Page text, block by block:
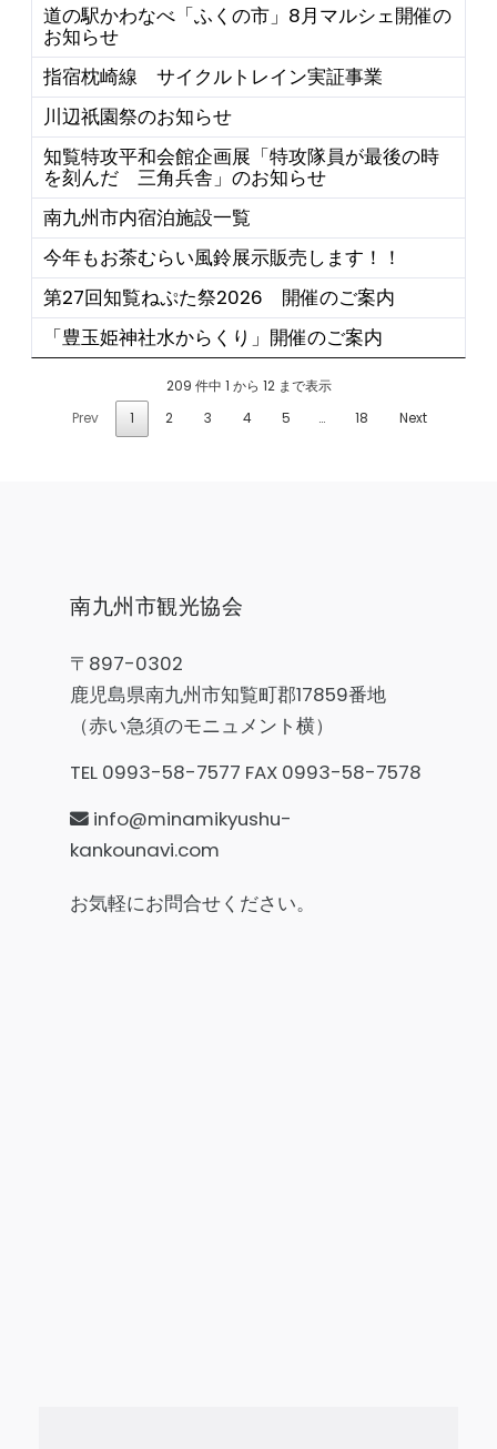
道の駅かわなべ「ふくの市」8月マルシェ開催の
お知らせ
指宿枕崎線 サイクルトレイン実証事業
川辺祇園祭のお知らせ
知覧特攻平和会館企画展「特攻隊員が最後の時
を刻んだ 三角兵舎」のお知らせ
南九州市内宿泊施設一覧
今年もお茶むらい風鈴展示販売します！！
第27回知覧ねぷた祭2026 開催のご案内
「豊玉姫神社水からくり」開催のご案内
209 件中 1 から 12 まで表示
Prev
1 2 3 4 5 … 18 Next
南九州市観光協会
〒897-0302
鹿児島県南九州市知覧町郡17859番地
（赤い急須のモニュメント横）
TEL 0993-58-7577 FAX 0993-58-7578
info@minamikyushu-
kankounavi.com
お気軽にお問合せください。